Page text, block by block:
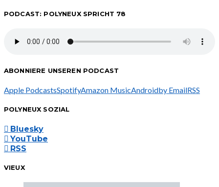
PODCAST: POLYNEUX SPRICHT 78
ABONNIERE UNSEREN PODCAST
Apple PodcastsSpotifyAmazon MusicAndroidby EmailRSS
POLYNEUX SOZIAL
Bluesky
YouTube
RSS
VIEUX